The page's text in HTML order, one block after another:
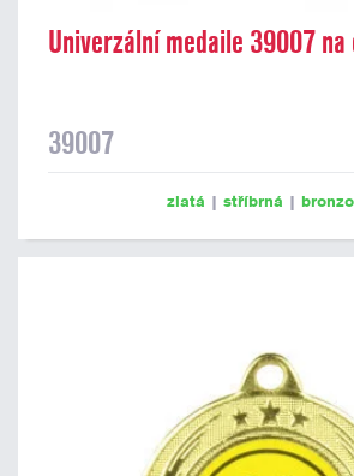
Univerzální medaile 39007 na
39007
zlatá | stříbrná |